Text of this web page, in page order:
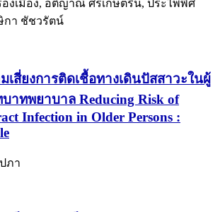
งเมือง, อติญาณ์ ศรเกษตริน, ประไพพิศ
กา ชัชวรัตน์
เสี่ยงการติดเชื้อทางเดินปัสสาวะในผู้
าทพยาบาล Reducing Risk of
Infection in Older Persons :
ภา